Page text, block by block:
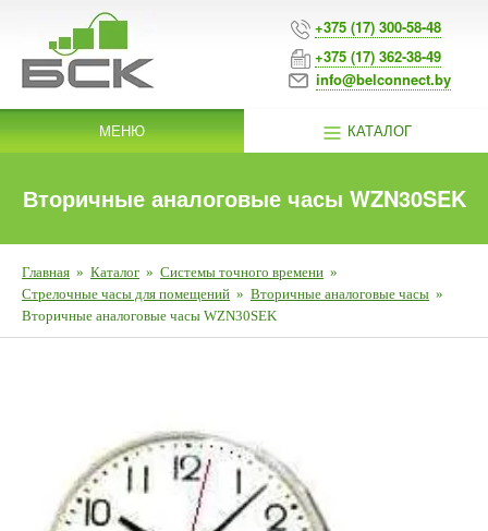
+375 (17) 300-58-48
+375 (17) 362-38-49
info@belconnect.by
МЕНЮ КАТАЛОГ
Вторичные аналоговые часы WZN30SEK
Главная » Каталог » Системы точного времени »
Стрелочные часы для помещений » Вторичные аналоговые часы »
Вторичные аналоговые часы WZN30SEK